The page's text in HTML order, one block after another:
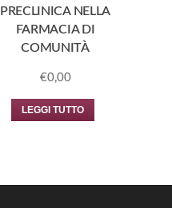
PRECLINICA NELLA
FARMACIA DI
COMUNITÀ
€0,00
LEGGI TUTTO